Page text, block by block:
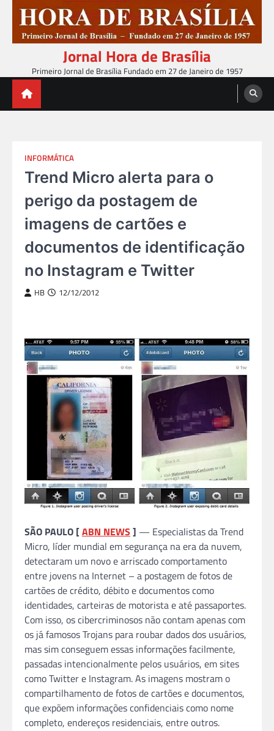
content
Jornal Hora de Brasília
Primeiro Jornal de Brasília Fundado em 27 de Janeiro de 1957
INFORMÁTICA
Trend Micro alerta para o
perigo da postagem de
imagens de cartões e
documentos de identificação
no Instagram e Twitter
HB 12/12/2012
SÃO PAULO [ABN NEWS ] — Especialistas da Trend
Micro, líder mundial em segurança na era da nuvem,
detectaram um novo e arriscado comportamento
entre jovens na Internet – a postagem de fotos de
cartões de crédito, débito e documentos como
identidades, carteiras de motorista e até passaportes.
Com isso, os cibercriminosos não contam apenas com
os já famosos Trojans para roubar dados dos usuários,
mas sim conseguem essas informações facilmente,
passadas intencionalmente pelos usuários, em sites
como Twitter e Instagram. As imagens mostram o
compartilhamento de fotos de cartões e documentos,
que expõem informações confidenciais como nome
completo, endereços residenciais, entre outros.